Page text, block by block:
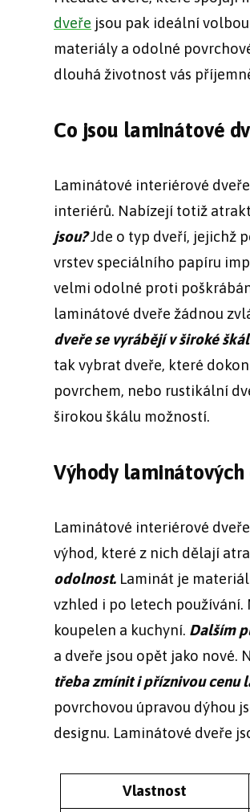
dveře jsou pak ideální
materiály a odolné
dlouhá životnost vás
Co jsou laminátové
Laminátové interiérové
interiérů. Nabízejí totiž
jsou?Jde o typ dveří, jejichž
vrstev speciálního papíru
velmi odolné proti
laminátové dveře žádnou
dveře se vyrábějí v široké
tak vybrat dveře, které
povrchem, nebo rustikální
širokou škálu možností.
Výhody laminátových
Laminátové interiérové
výhod, které z nich dělají
odolnost. Laminát je
vzhled i po letech
koupelen a kuchyní. Dalším
a dveře jsou opět jako nové.
třeba zmínit i příznivou cenu
povrchovou úpravou dýhou
designu. Laminátové dveře
Vlastnost